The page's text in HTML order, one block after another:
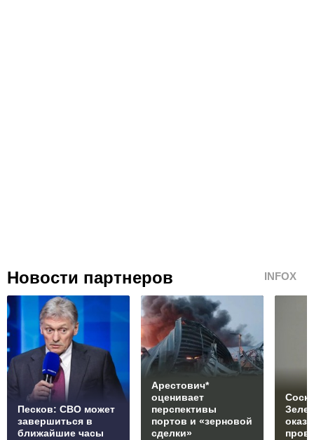
Новости партнеров INFOX
Песков: СВО может
завершиться в
ближайшие часы
Арестович*
оценивает
перспективы
портов и «зерновой
сделки»